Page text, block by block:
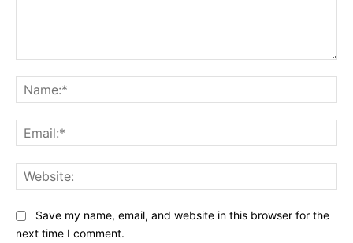
Save my name, email, and website in this browser for the
next time I comment.